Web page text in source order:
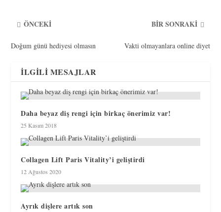
ÖNCEKI
Doğum günü hediyesi olmasın
BIR SONRAKI
Vakti olmayanlara online diyet
İLGILI MESAJLAR
Daha beyaz diş rengi için birkaç önerimiz var!
25 Kasım 2018
Collagen Lift Paris Vitality’i geliştirdi
12 Ağustos 2020
Ayrık dişlere artık son